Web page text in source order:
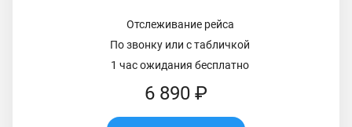
Отслеживание рейса
По звонку или с табличкой
1 час ожидания бесплатно
6 890 ₽